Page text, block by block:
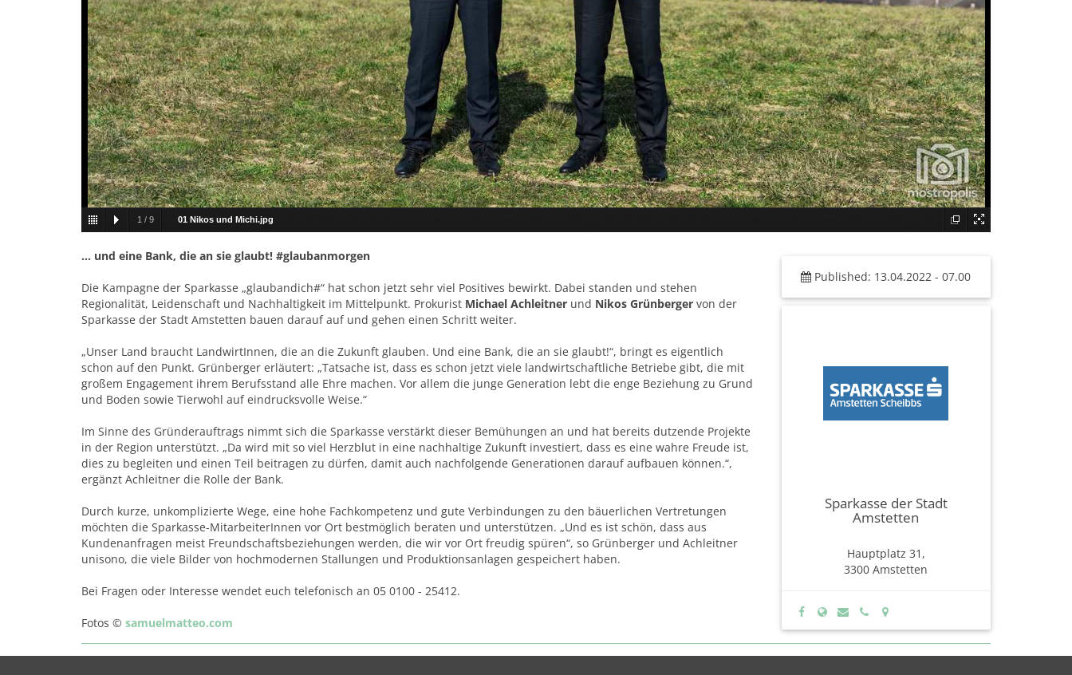
1 / 9 01 Nikos und Michi.jpg
… und eine Bank, die an sie glaubt! #glaubanmorgen
Die Kampagne der Sparkasse „glaubandich#“ hat schon jetzt sehr viel Positives bewirkt. Dabei standen und stehen
Regionalität, Leidenschaft und Nachhaltigkeit im Mittelpunkt. Prokurist Michael Achleitner und Nikos Grünberger von der
Sparkasse der Stadt Amstetten bauen darauf auf und gehen einen Schritt weiter.
„Unser Land braucht LandwirtInnen, die an die Zukunft glauben. Und eine Bank, die an sie glaubt!“, bringt es eigentlich
schon auf den Punkt. Grünberger erläutert: „Tatsache ist, dass es schon jetzt viele landwirtschaftliche Betriebe gibt, die mit
großem Engagement ihrem Berufsstand alle Ehre machen. Vor allem die junge Generation lebt die enge Beziehung zu Grund
und Boden sowie Tierwohl auf eindrucksvolle Weise.“
Im Sinne des Gründerauftrags nimmt sich die Sparkasse verstärkt dieser Bemühungen an und hat bereits dutzende Projekte
in der Region unterstützt. „Da wird mit so viel Herzblut in eine nachhaltige Zukunft investiert, dass es eine wahre Freude ist,
dies zu begleiten und einen Teil beitragen zu dürfen, damit auch nachfolgende Generationen darauf aufbauen können.“,
ergänzt Achleitner die Rolle der Bank.
Durch kurze, unkomplizierte Wege, eine hohe Fachkompetenz und gute Verbindungen zu den bäuerlichen Vertretungen
möchten die Sparkasse-MitarbeiterInnen vor Ort bestmöglich beraten und unterstützen. „Und es ist schön, dass aus
Kundenanfragen meist Freundschaftsbeziehungen werden, die wir vor Ort freudig spüren“, so Grünberger und Achleitner
unisono, die viele Bilder von hochmodernen Stallungen und Produktionsanlagen gespeichert haben.
Bei Fragen oder Interesse wendet euch telefonisch an 05 0100 - 25412.
Fotos © samuelmatteo.com
Published: 13.04.2022 - 07.00
Sparkasse der Stadt
Amstetten
Hauptplatz 31,
3300 Amstetten